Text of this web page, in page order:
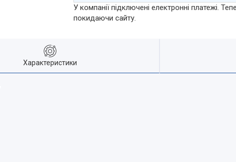
У компанії підключені електронні платежі.
покидаючи сайту.
Характеристики